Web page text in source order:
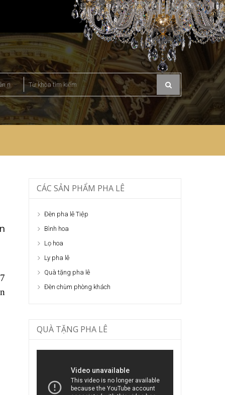
CÁC SẢN PHẨM PHA LÊ
Đèn pha lê Tiệp
Bình hoa
Lọ hoa
Ly pha lê
Quà tặng pha lê
Đèn chùm phòng khách
QUÀ TẶNG PHA LÊ